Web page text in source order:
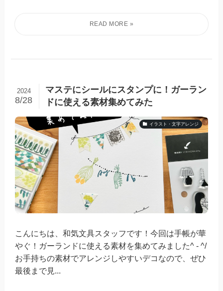
マステにシールにスタンプに！ガーラン
ドに使える素材集めてみた
2024
8/28
イラスト・文字アレンジ
こんにちは、和気文具スタッフです！今回は手帳が華
やぐ！ガーランドに使える素材を集めてみました^ - ^/
お手持ちの素材でアレンジしやすいデコなので、ぜひ
最後まで見...